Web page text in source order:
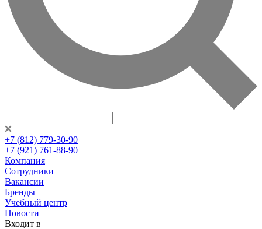
+7 (812) 779-30-90
+7 (921) 761-88-90
Компания
Сотрудники
Вакансии
Бренды
Учебный центр
Новости
Входит в